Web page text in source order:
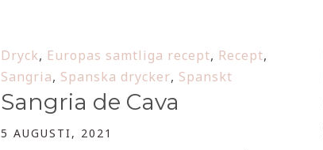
Dryck, Europas samtliga recept, Recept,
Sangria, Spanska drycker, Spanskt
Sangria de Cava
5 AUGUSTI, 2021